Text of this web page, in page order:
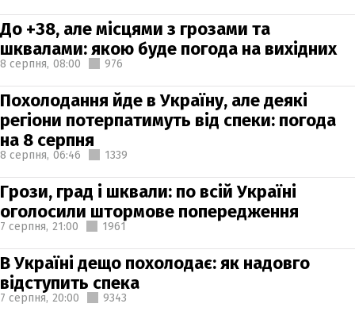
До +38, але місцями з грозами та
шквалами: якою буде погода на вихідних
8 серпня, 08:00 976
Похолодання йде в Україну, але деякі
регіони потерпатимуть від спеки: погода
на 8 серпня
8 серпня, 06:46 1339
Грози, град і шквали: по всій Україні
оголосили штормове попередження
7 серпня, 21:00 1961
В Україні дещо похолодає: як надовго
відступить спека
7 серпня, 20:00 9343